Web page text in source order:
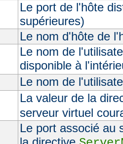
Le port de l'hôte
supérieures)
Le nom d'hôte de
Le nom de
disponible à
Le nom de
La valeur de la
serveur virtuel
Le port associé au